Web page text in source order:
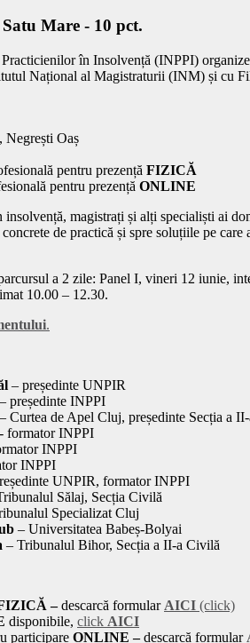
Mare - 10 pct.
în Insolvență (INPPI)
Național al Magistraturii (INM) și cu
Negrești Oaș
pentru prezență FIZICĂ
pentru prezență ONLINE
magistrați și alți specialiști ai
de practică și spre soluțiile pe care
a 2 zile: Panel I, vineri 12 iunie,
10.00 – 12.30.
.
– președinte UNPIR
– președinte INPPI
– Curtea de Apel Cluj, președinte Secția a
- formator INPPI
INPPI
INPPI
UNPIR, formator INPPI
Sălaj, Secția Civilă
Specializat Cluj
– Universitatea Babeș-Bolyai
– Tribunalul Bihor, Secția a II-a Civilă
–descarcă formular AICI (click)
disponibile, click AICI
participare ONLINE –descarcă formular